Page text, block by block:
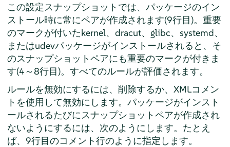
この設定スナップショットでは、パッケージのイン
ストール時に常にペアが作成されます(9行目)。重要
のマークが付いたkernel、dracut、glibc、systemd、
またはudevパッケージがインストールされると、そ
のスナップショットペアにも重要のマークが付きま
す(4～8行目)。すべてのルールが評価されます。
ルールを無効にするには、削除するか、XMLコメン
トを使用して無効にします。パッケージがインスト
ールされるたびにスナップショットペアが作成され
ないようにするには、次のようにします。たとえ
ば、9行目のコメント行のように指定します。